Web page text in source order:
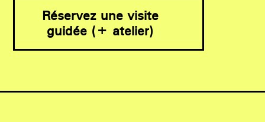
Réservez une visite
guidée (+ atelier)